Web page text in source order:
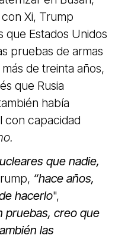
Xi, Trump
que Estados Unidos
pruebas de armas
de treinta años,
que Rusia
había
con capacidad
que nadie,
“hace años,
hacerlo",
pruebas, creo que
las